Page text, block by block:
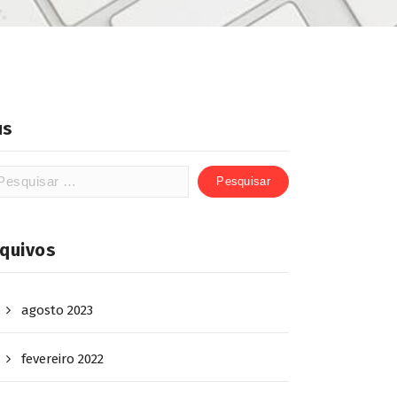
agosto 2023
fevereiro 2022